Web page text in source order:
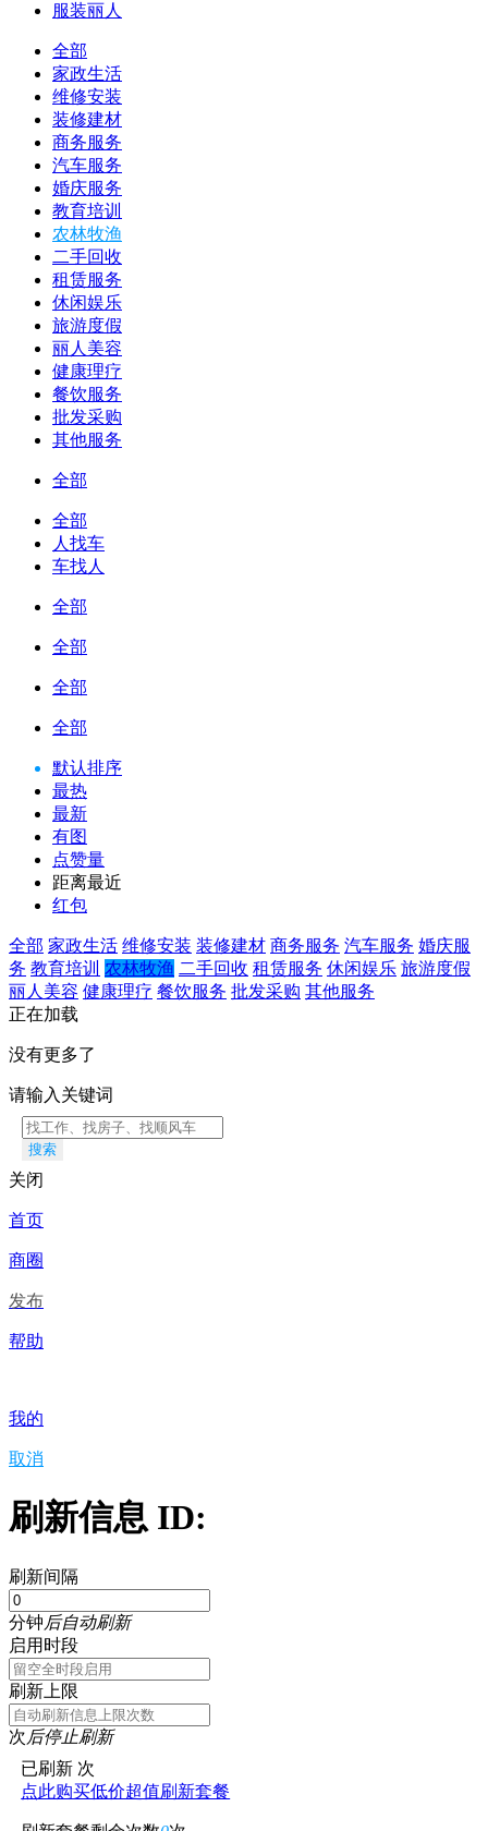
服装丽人
全部
家政生活
维修安装
装修建材
商务服务
汽车服务
婚庆服务
教育培训
农林牧渔
二手回收
租赁服务
休闲娱乐
旅游度假
丽人美容
健康理疗
餐饮服务
批发采购
其他服务
全部
全部
人找车
车找人
全部
全部
全部
全部
默认排序
最热
最新
有图
点赞量
距离最近
红包
全部 家政生活 维修安装 装修建材 商务服务 汽车服务 婚庆服
务 教育培训 农林牧渔 二手回收 租赁服务 休闲娱乐 旅游度假
丽人美容 健康理疗 餐饮服务 批发采购 其他服务
正在加载
没有更多了
请输入关键词
搜索
关闭
首页
商圈
发布
帮助
我的
取消
刷新信息 ID:
刷新间隔
分钟后自动刷新
启用时段
刷新上限
次后停止刷新
已刷新 次
点此购买低价超值刷新套餐